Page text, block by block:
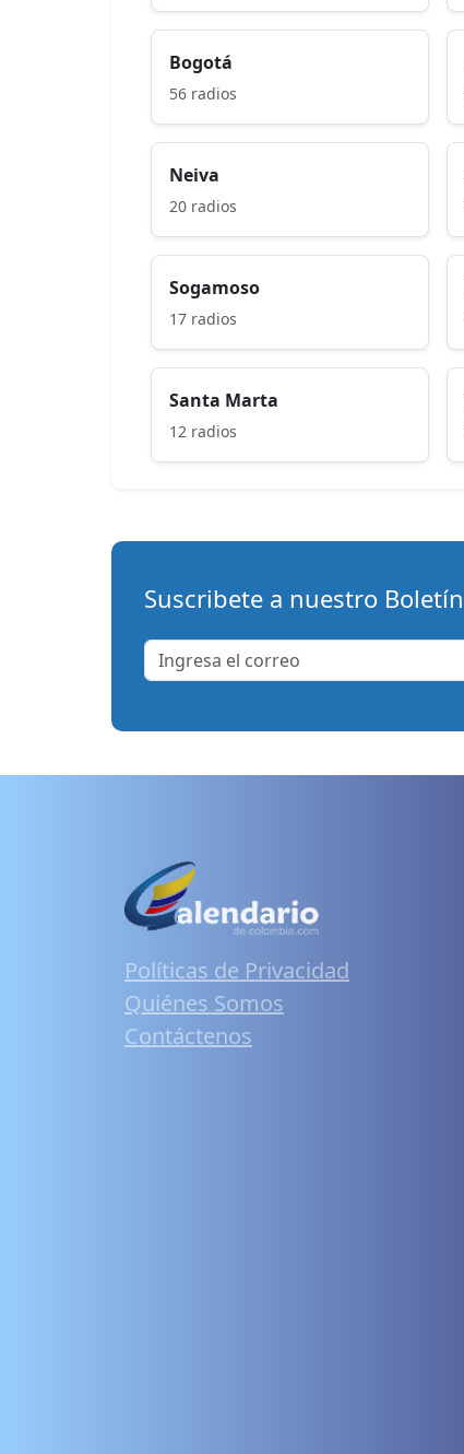
Bogotá
56 radios
Neiva
20 radios
Sogamoso
17 radios
Santa Marta
12 radios
Suscribete a nuestro Boletín
Políticas de Privacidad
Quiénes Somos
Contáctenos